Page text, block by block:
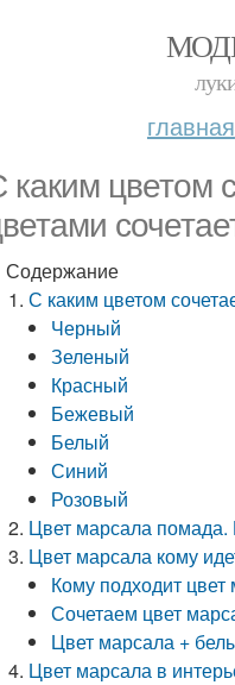
главная
каким цветом
Содержание
С каким цветом
Черный
Зеленый
Красный
Бежевый
Белый
Синий
Розовый
Цвет марсала помада.
Цвет марсала кому
Кому подходит цвет
Сочетаем цвет
Цвет марсала +
Цвет марсала в